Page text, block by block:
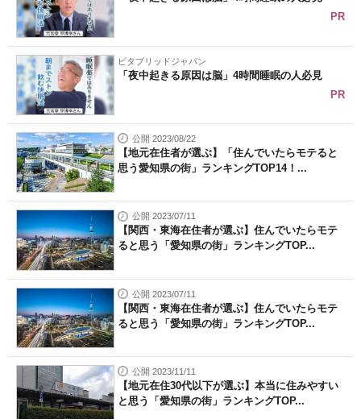
PR
ビタブリッドジャパン
「夜中起きる原因は脳」4時間睡眠の人必見
PR
公開 2023/08/22
【地元在住者が選ぶ】「住んでいたらモテると
思う愛知県の街」ランキングTOP14！...
公開 2023/07/11
【関西・東海在住者が選ぶ】住んでいたらモテ
ると思う「愛知県の街」ランキングTOP...
公開 2023/07/11
【関西・東海在住者が選ぶ】住んでいたらモテ
ると思う「愛知県の街」ランキングTOP...
公開 2023/11/11
【地元在住30代以下が選ぶ】本当に住みやすい
と思う「愛知県の街」ランキングTOP...